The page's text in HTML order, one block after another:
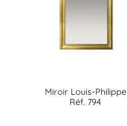
Miroir Louis-Philippe
Réf. 794